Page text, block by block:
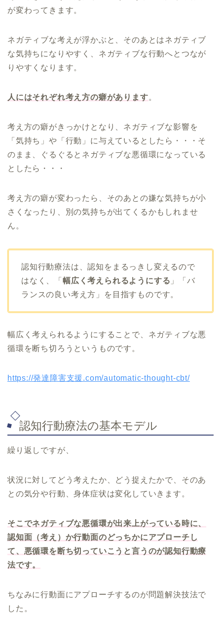
が変わってきます。
ネガティブな考えが浮かぶと、そのあとはネガティブ
な気持ちになりやすく、ネガティブな行動へとつなが
りやすくなります。
人にはそれぞれ考え方の癖があります。
考え方の癖がきっかけとなり、ネガティブな影響を
「気持ち」や「行動」に与えているとしたら・・・そ
のまま、ぐるぐるとネガティブな悪循環になっている
としたら・・・
考え方の癖が変わったら、そのあとの嫌な気持ちが小
さくなったり、別の気持ちが出てくるかもしれませ
ん。
認知行動療法は、認知をまるっきし変えるので
はなく、「 幅広く考えられるようにする 」「バ
ランスの良い考え方」を目指すものです。
幅広く考えられるようにすることで、ネガティブな悪
循環を断ち切ろうというものです。
https://発達障害支援.com/automatic-thought-cbt/
認知行動療法の基本モデル
繰り返しですが、
状況に対してどう考えたか、どう捉えたかで、そのあ
との気分や行動、身体症状は変化していきます。
そこでネガティブな悪循環が出来上がっている時に、
認知面（考え）か行動面のどっちかにアプローチし
て、悪循環を断ち切っていこうと言うのが認知行動療
法です。
ちなみに行動面にアプローチするのが問題解決技法で
した。